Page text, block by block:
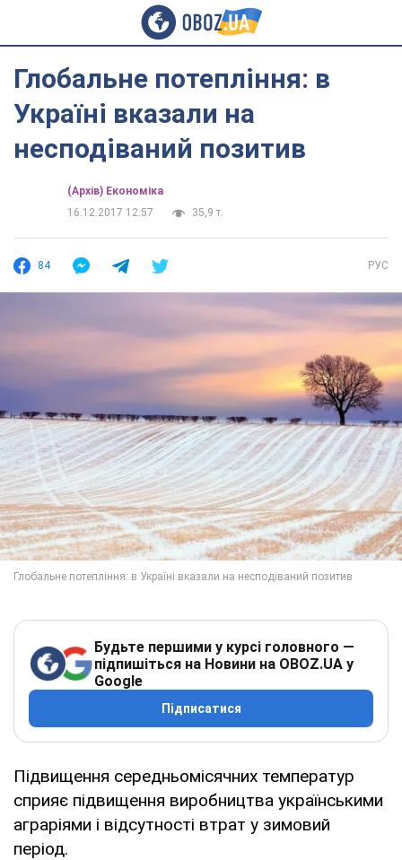
Глобальне потепління: в
Україні вказали на
несподіваний позитив
(Архів) Економіка
16.12.2017 12:57
35,9 т.
84 РУС
Будьте першими у курсі головного —
підпишіться на Новини на OBOZ.UA у
Google
Підписатися
Підвищення середньомісячних температур
сприяє підвищення виробництва українськими
аграріями і відсутності втрат у зимовий
період.